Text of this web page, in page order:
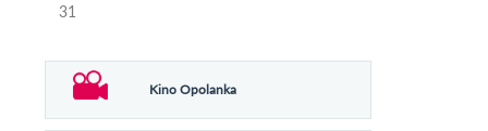
31
Kino Opolanka